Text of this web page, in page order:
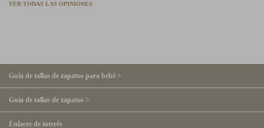
VER TODAS LAS OPINIONES
Guía de tallas de zapatos para bebé >
Guía de tallas de zapatos >
Enlaces de interés